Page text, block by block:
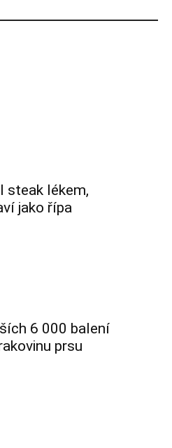
steak lékem,
jako řípa
6 000 balení
prsu